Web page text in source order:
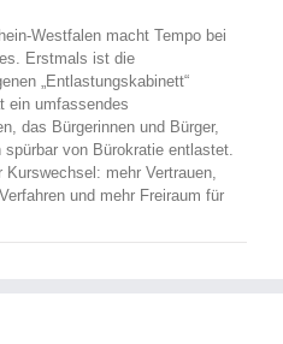
Westfalen macht Tempo bei
Erstmals ist die
„Entlastungskabinett“
ein umfassendes
das Bürgerinnen und Bürger,
von Bürokratie entlastet.
mehr Vertrauen,
und mehr Freiraum für